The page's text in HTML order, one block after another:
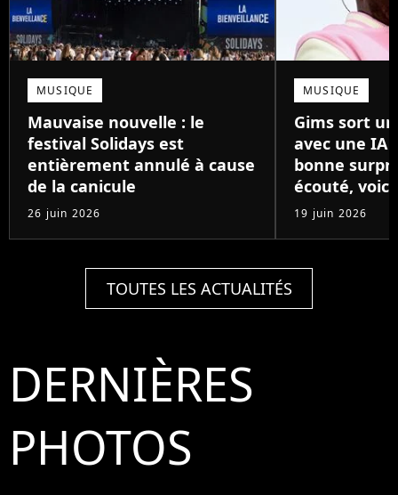
MUSIQUE
Mauvaise nouvelle : le
festival Solidays est
entièrement annulé à cause
de la canicule
26 juin 2026
MUSIQUE
Gims sort
avec une IA
bonne
écouté,
19 juin 2026
TOUTES LES ACTUALITÉS
DERNIÈRES
PHOTOS